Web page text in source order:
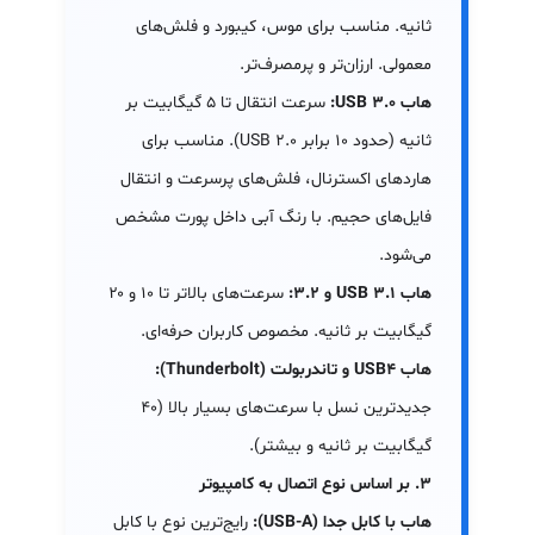
ثانیه. مناسب برای موس، کیبورد و فلش‌های
معمولی. ارزان‌تر و پرمصرف‌تر.
هاب USB 3.0:
سرعت انتقال تا ۵ گیگابیت بر
ثانیه (حدود ۱۰ برابر USB 2.0). مناسب برای
هاردهای اکسترنال، فلش‌های پرسرعت و انتقال
فایل‌های حجیم. با رنگ آبی داخل پورت مشخص
می‌شود.
هاب USB 3.1 و 3.2:
سرعت‌های بالاتر تا ۱۰ و ۲۰
گیگابیت بر ثانیه. مخصوص کاربران حرفه‌ای.
هاب USB4 و تاندربولت (Thunderbolt):
جدیدترین نسل با سرعت‌های بسیار بالا (۴۰
گیگابیت بر ثانیه و بیشتر).
۳. بر اساس نوع اتصال به کامپیوتر
هاب با کابل جدا (USB-A):
رایج‌ترین نوع با کابل